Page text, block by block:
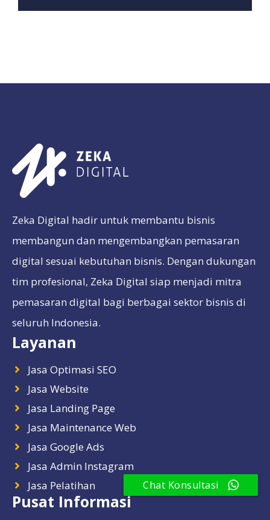
Zeka Digital hadir untuk membantu bisnis
membangun dan mengembangkan pemasaran
digital sesuai kebutuhan bisnis. Dengan dukungan
tim profesional, Zeka Digital siap menjadi mitra
pemasaran digital bagi berbagai sektor bisnis di
seluruh Indonesia.
Layanan
Jasa Optimasi SEO
Jasa Website
Jasa Landing Page
Jasa Maintenance Web
Jasa Google Ads
Jasa Admin Instagram
Jasa Pelatihan
Pusat Informasi
Chat Konsultasi